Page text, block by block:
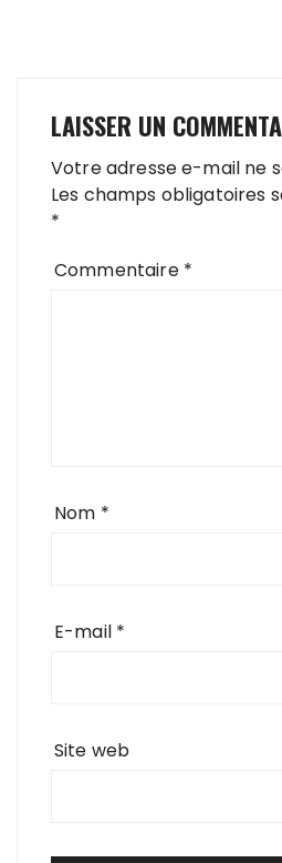
LAISSER UN
Votre adresse e-mail ne
Les champs obligatoires
*
Commentaire *
Nom *
E-mail *
Site web